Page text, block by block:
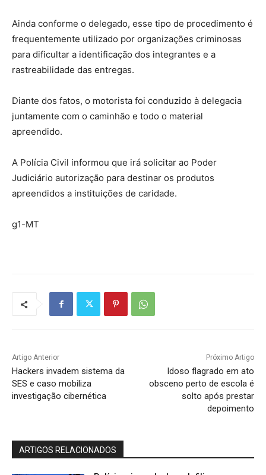
Ainda conforme o delegado, esse tipo de procedimento é
frequentemente utilizado por organizações criminosas
para dificultar a identificação dos integrantes e a
rastreabilidade das entregas.
Diante dos fatos, o motorista foi conduzido à delegacia
juntamente com o caminhão e todo o material
apreendido.
A Polícia Civil informou que irá solicitar ao Poder
Judiciário autorização para destinar os produtos
apreendidos a instituições de caridade.
g1-MT
Artigo Anterior
Hackers invadem sistema da
SES e caso mobiliza
investigação cibernética
Próximo Artigo
Idoso flagrado em ato
obsceno perto de escola é
solto após prestar
depoimento
ARTIGOS RELACIONADOS